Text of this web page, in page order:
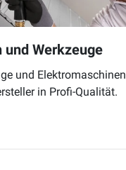
und Werkzeuge
und Elektromaschinen
in Profi-Qualität.